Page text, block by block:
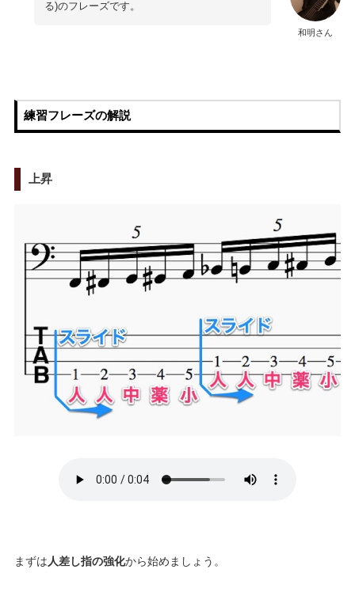
和明さん
る)のフレーズです。
練習フレーズの解説
上昇
まずは 人差し指の強化から始めましょう。